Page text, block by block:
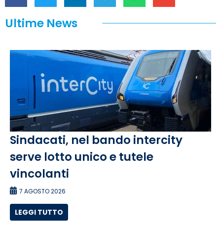
Ultime News
Sindacati, nel bando intercity
serve lotto unico e tutele
vincolanti
7 AGOSTO 2026
LEGGI TUTTO